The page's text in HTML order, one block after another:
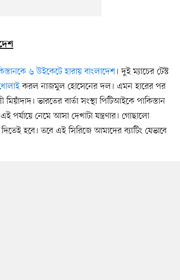
৬ উইকেটে হারায় বাংলাদেশ। দুই ম্যাচের টেস্ট
করল নাজমুল হোসেনের দল। এমন হারের পর
ভারতের বার্তা সংস্থা পিটিআইকে পাকিস্তান
পর্যায়ে নেমে আসা দেখাটা যন্ত্রণার। গোছালো
হবে। তবে এই সিরিজে আমাদের ব্যাটিং যেভাবে